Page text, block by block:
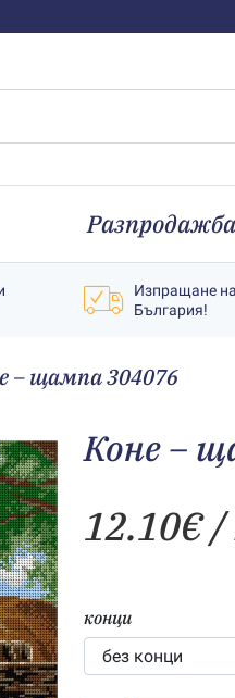
Разпродажба
Изпращане
България!
– щампа 304076
Коне –
12.10€/
конци